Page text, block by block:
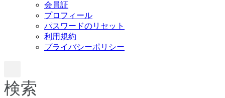
会員証
プロフィール
パスワードのリセット
利用規約
プライバシーポリシー
検索